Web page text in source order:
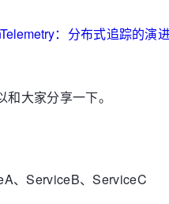
：分布式追踪的演
大家分享一下。
、ServiceB、ServiceC